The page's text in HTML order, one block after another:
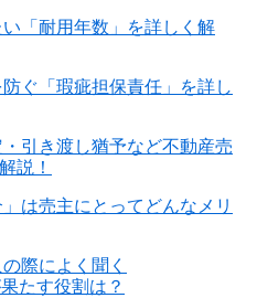
「耐用年数」を詳しく解
ぐ「瑕疵担保責任」を詳し
引き渡し猶予など不動産売
説！
は売主にとってどんなメリ
際によく聞く
たす役割は？